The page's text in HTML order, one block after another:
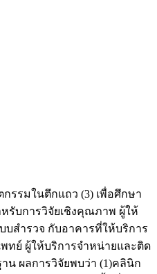
รรมในตึกแถว (3) เพื่อศึกษา
รับการวิจัยเชิงคุณภาพ ผู้ให้
สำรวจ กับอาคารที่ให้บริการ
ทย์ ผู้ให้บริการจำหน่ายและติด
น ผลการวิจัยพบว่า (1)คลินิก